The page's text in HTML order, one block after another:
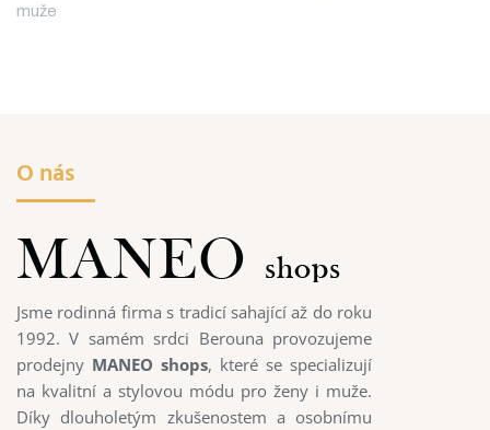
muže
O nás
Jsme rodinná firma s tradicí sahající až do roku
1992. V samém srdci Berouna provozujeme
prodejny MANEO shops, které se specializují
na kvalitní a stylovou módu pro ženy i muže.
Díky dlouholetým zkušenostem a osobnímu